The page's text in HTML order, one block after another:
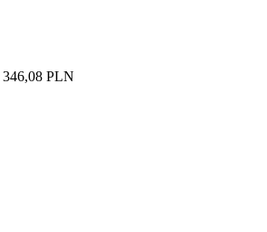
346,08 PLN